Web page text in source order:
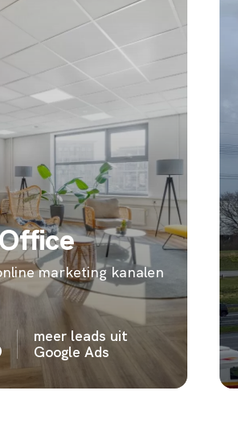
marketing kanalen
meer leads uit
Google Ads